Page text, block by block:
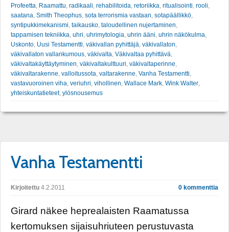
Profeetta Raamattu radikaali rehabilitoida retoriikka ritualisointi rooli
saatana Smith Theophus sota terrorismia vastaan sotapäällikkö
syntipukkimekanismi taikausko taloudellinen nujertaminen
tappamisen tekniikka uhri uhrimytologia uhrin ääni uhrin näkökulma
Uskonto Uusi Testamentti väkivallan pyhittäjä väkivallaton
väkivallaton vallankumous väkivalta Väkivaltaa pyhittävä
väkivaltakäyttäytyminen väkivaltakulttuuri väkivaltaperinne
väkivaltarakenne valloitussota valtarakenne Vanha Testamentti
vastavuoroinen viha veriuhri vihollinen Wallace Mark Wink Walter
yhteiskuntatieteet, ylösnousemus
Vanha Testamentti
Kirjoitettu 4.2.2011 0 kommenttia
Girard näkee heprealaisten Raamatussa
kertomuksen sijaisuhriuteen perustuvasta